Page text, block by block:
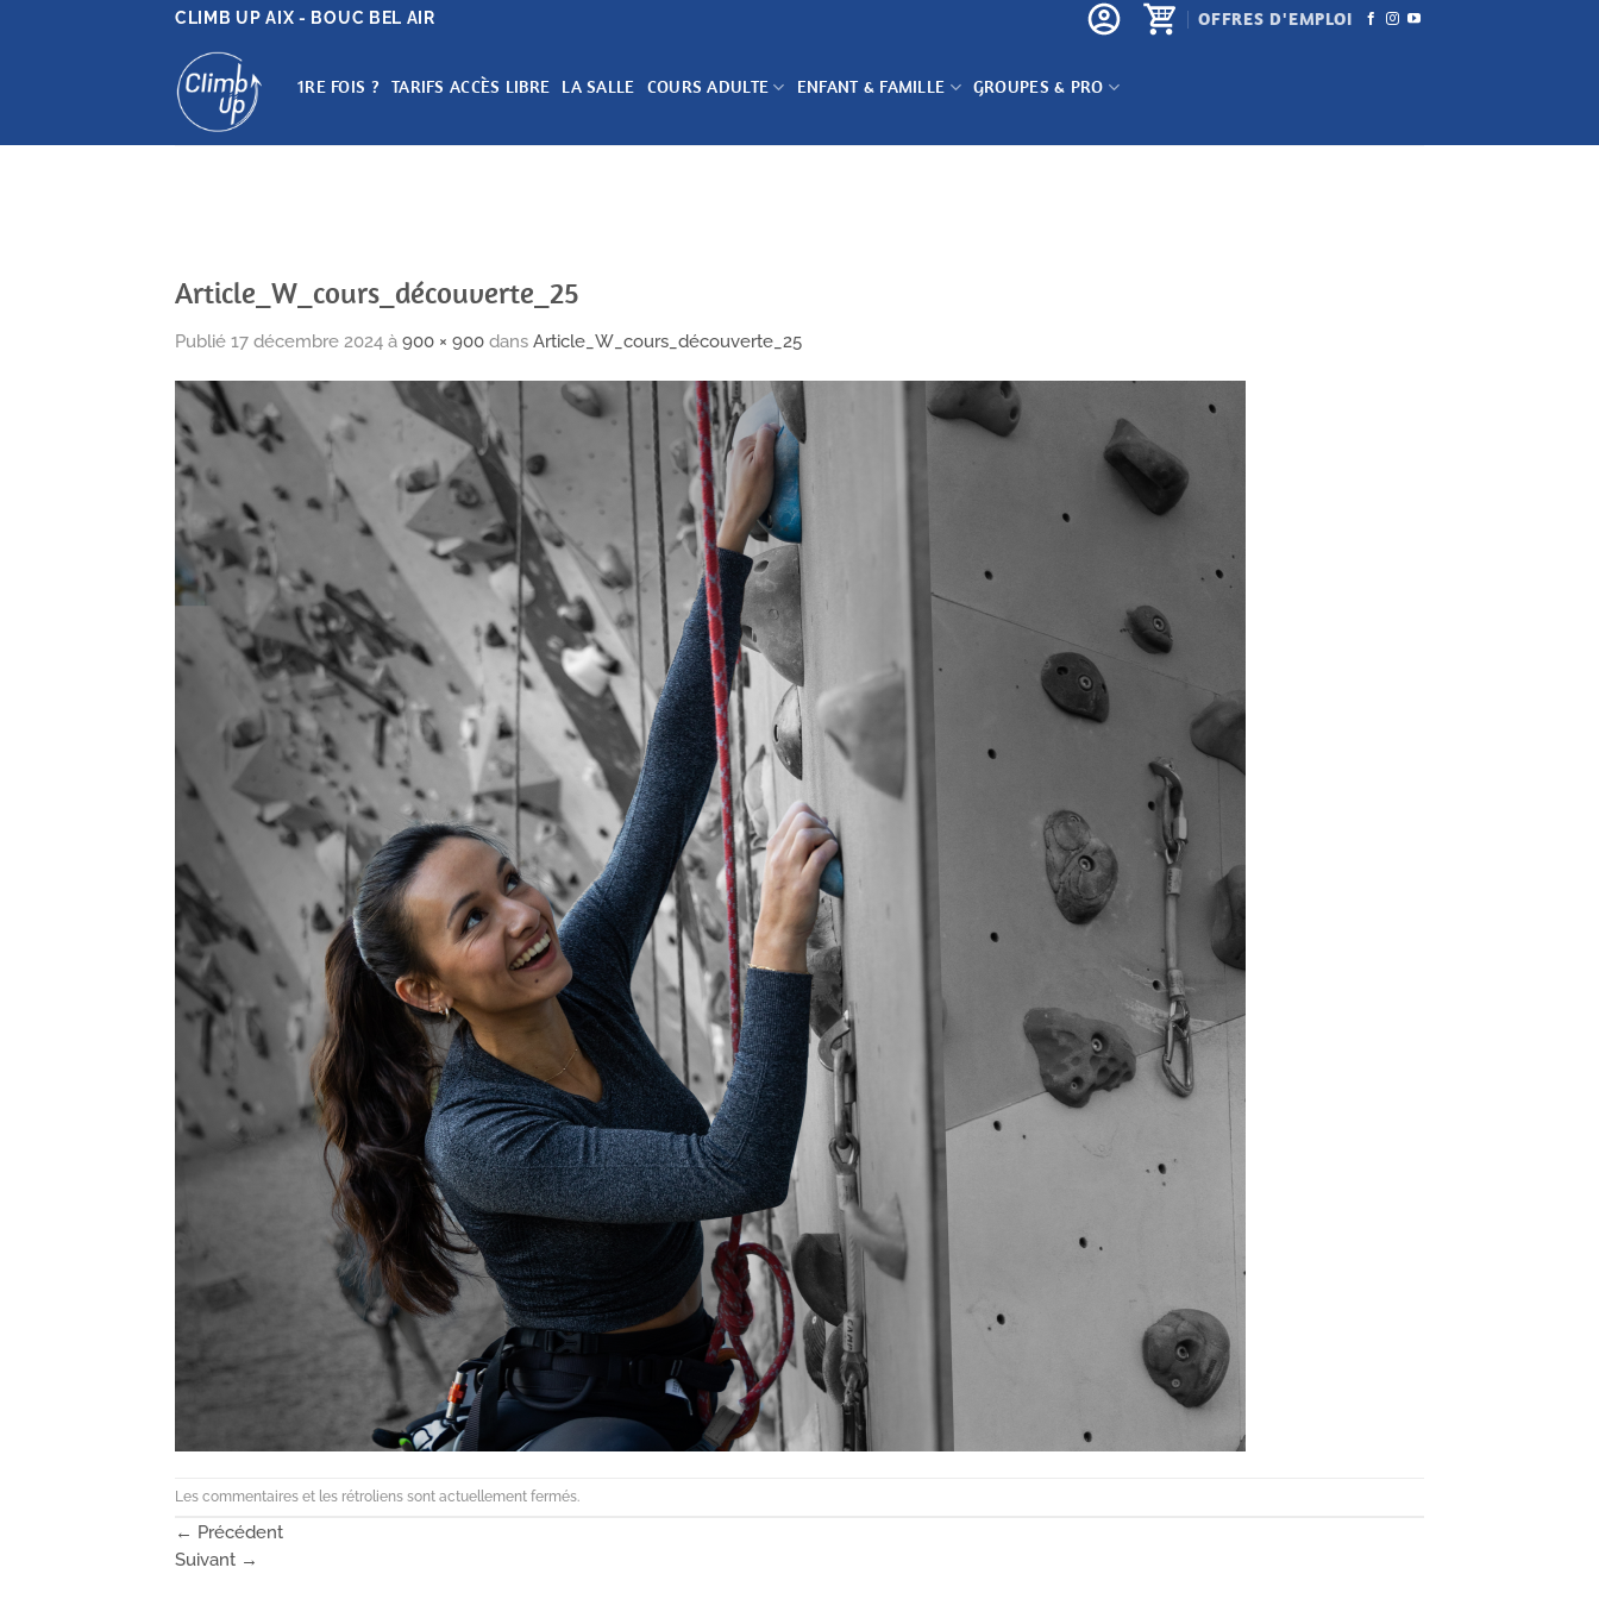
CLIMB UP AIX - BOUC BEL AIR OFFRES D'EMPLOI
1RE FOIS ? TARIFS ACCÈS LIBRE LA SALLE COURS ADULTE ENFANT & FAMILLE GROUPES & PRO
Article_W_cours_découverte_25
Publié 17 décembre 2024 à 900 × 900 dans Article_W_cours_découverte_25
Les commentaires et les rétroliens sont actuellement fermés.
← Précédent
Suivant →